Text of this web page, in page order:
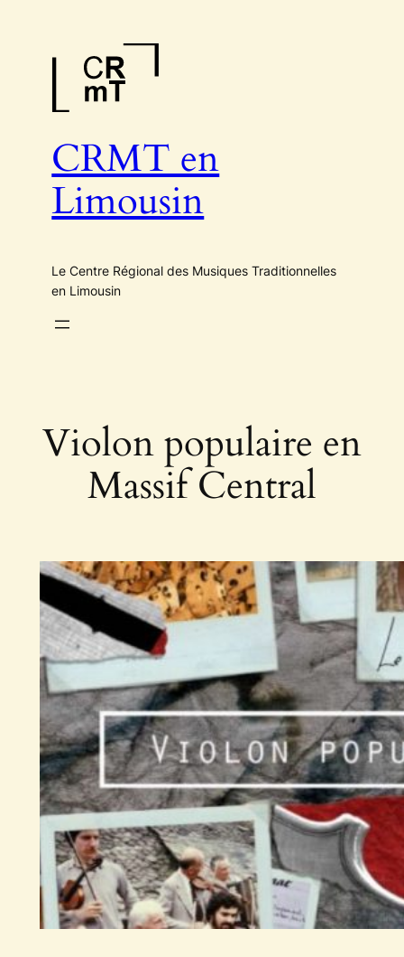
CRMT en
Limousin
Le Centre Régional des Musiques Traditionnelles
en Limousin
Violon populaire en
Massif Central